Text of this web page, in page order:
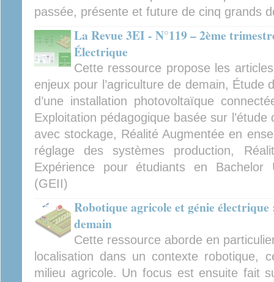
passée, présente et future de cinq grands
La Revue 3EI - N°119 – 2ème
Électrique
Cette ressource propose les
enjeux pour l’agriculture de demain, Étude
d’une installation photovoltaïque
Exploitation pédagogique basée sur l’étude
avec stockage, Réalité Augmentée en
réglage des systèmes production,
Expérience pour étudiants en Bachelor
(GEII)
Robotique agricole et génie
demain
Cette ressource aborde en
localisation dans un contexte robotique,
milieu agricole. Un focus est ensuite fait